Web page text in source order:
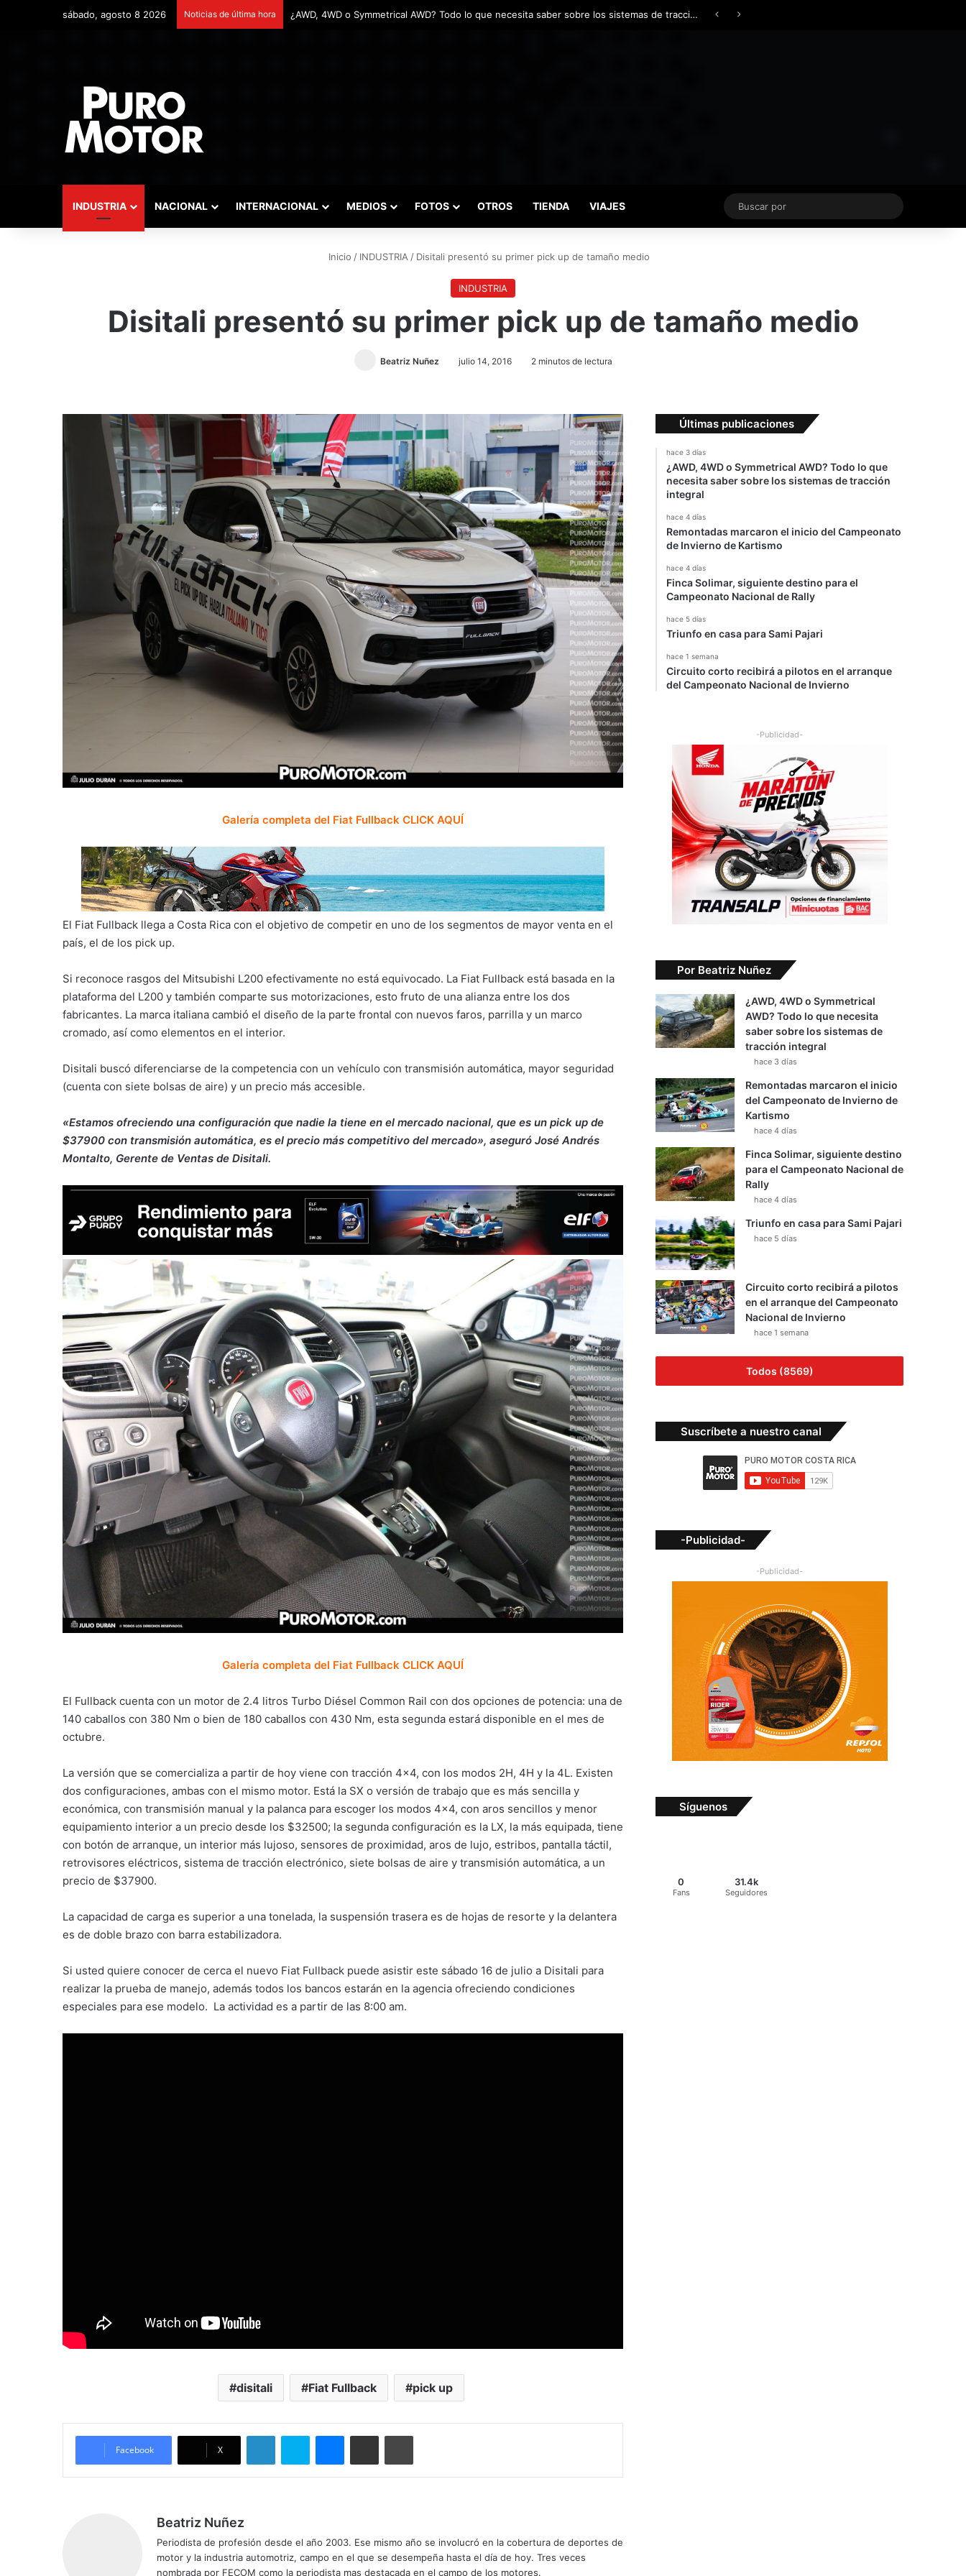
sábado, agosto 8 2026 Noticias de última hora Remontadas marcaron el inicio del Campeonato de Invierno de Kartismo
INDUSTRIA NACIONAL INTERNACIONAL MEDIOS FOTOS OTROS TIENDA VIAJES
Buscar
por
Inicio / INDUSTRIA / Disitali presentó su primer pick up de tamaño medio
INDUSTRIA
Disitali presentó su primer pick up de tamaño medio
Beatriz Nuñez julio 14, 2016 2 minutos de lectura
Galería completa del Fiat Fullback CLICK AQUÍ
El Fiat Fullback llega a Costa Rica con el objetivo de competir en uno de los segmentos de mayor venta en el
país, el de los pick up.
Si reconoce rasgos del Mitsubishi L200 efectivamente no está equivocado. La Fiat Fullback está basada en la
plataforma del L200 y también comparte sus motorizaciones, esto fruto de una alianza entre los dos
fabricantes. La marca italiana cambió el diseño de la parte frontal con nuevos faros, parrilla y un marco
cromado, así como elementos en el interior.
Disitali buscó diferenciarse de la competencia con un vehículo con transmisión automática, mayor seguridad
(cuenta con siete bolsas de aire) y un precio más accesible.
«Estamos ofreciendo una configuración que nadie la tiene en el mercado nacional, que es un pick up de
$37900 con transmisión automática, es el precio más competitivo del mercado», aseguró José Andrés
Montalto, Gerente de Ventas de Disitali.
Galería completa del Fiat Fullback CLICK AQUÍ
El Fullback cuenta con un motor de 2.4 litros Turbo Diésel Common Rail con dos opciones de potencia: una de
140 caballos con 380 Nm o bien de 180 caballos con 430 Nm, esta segunda estará disponible en el mes de
octubre.
La versión que se comercializa a partir de hoy viene con tracción 4×4, con los modos 2H, 4H y la 4L. Existen
dos configuraciones, ambas con el mismo motor. Está la SX o versión de trabajo que es más sencilla y
económica, con transmisión manual y la palanca para escoger los modos 4×4, con aros sencillos y menor
equipamiento interior a un precio desde los $32500; la segunda configuración es la LX, la más equipada, tiene
con botón de arranque, un interior más lujoso, sensores de proximidad, aros de lujo, estribos, pantalla táctil,
retrovisores eléctricos, sistema de tracción electrónico, siete bolsas de aire y transmisión automática, a un
precio de $37900.
La capacidad de carga es superior a una tonelada, la suspensión trasera es de hojas de resorte y la delantera
es de doble brazo con barra estabilizadora.
Si usted quiere conocer de cerca el nuevo Fiat Fullback puede asistir este sábado 16 de julio a Disitali para
realizar la prueba de manejo, además todos los bancos estarán en la agencia ofreciendo condiciones
especiales para ese modelo. La actividad es a partir de las 8:00 am.
disitali Fiat Fullback pick up
Facebook X
Beatriz Nuñez
Periodista de profesión desde el año 2003. Ese mismo año se involucró en la cobertura de deportes de
motor y la industria automotriz, campo en el que se desempeña hasta el día de hoy. Tres veces
nombrada por FECOM como la periodista mas destacada en el campo de los motores.
Últimas publicaciones
hace 3 días
¿AWD, 4WD o Symmetrical AWD? Todo lo que
necesita saber sobre los sistemas de tracción
integral
hace 4 días
Remontadas marcaron el inicio del Campeonato
de Invierno de Kartismo
hace 4 días
Finca Solimar, siguiente destino para el
Campeonato Nacional de Rally
hace 5 días
Triunfo en casa para Sami Pajari
hace 1 semana
Circuito corto recibirá a pilotos en el arranque
del Campeonato Nacional de Invierno
-Publicidad-
Por Beatriz Nuñez
¿AWD, 4WD o Symmetrical
AWD? Todo lo que necesita
saber sobre los sistemas de
tracción integral
hace 3 días
Remontadas marcaron el inicio
del Campeonato de Invierno de
Kartismo
hace 4 días
Finca Solimar, siguiente destino
para el Campeonato Nacional de
Rally
hace 4 días
Triunfo en casa para Sami Pajari
hace 5 días
Circuito corto recibirá a pilotos
en el arranque del Campeonato
Nacional de Invierno
hace 1 semana
Todos (8569)
Suscríbete a nuestro canal
-Publicidad-
-Publicidad-
Síguenos
0
Fans
31.4k
Seguidores